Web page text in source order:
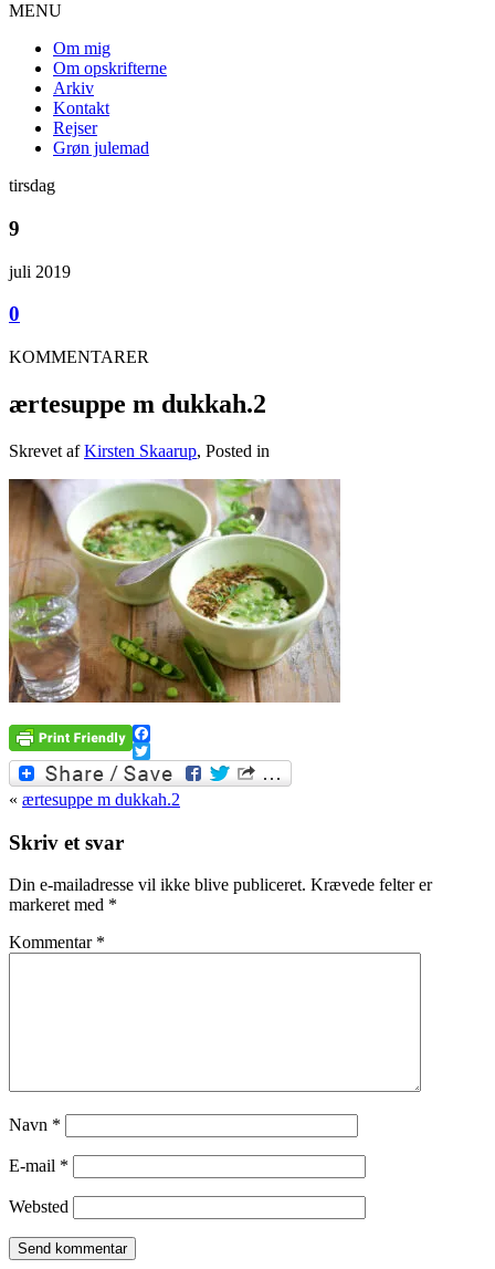
MENU
Om mig
Om opskrifterne
Arkiv
Kontakt
Rejser
Grøn julemad
tirsdag
9
juli 2019
0
KOMMENTARER
ærtesuppe m dukkah.2
Skrevet afKirsten Skaarup, Posted in
Facebook
Twitter
« ærtesuppe m dukkah.2
Skriv et svar
Din e-mailadresse vil ikke blive publiceret. Krævede felter er
markeret med *
Kommentar *
Navn *
E-mail *
Websted